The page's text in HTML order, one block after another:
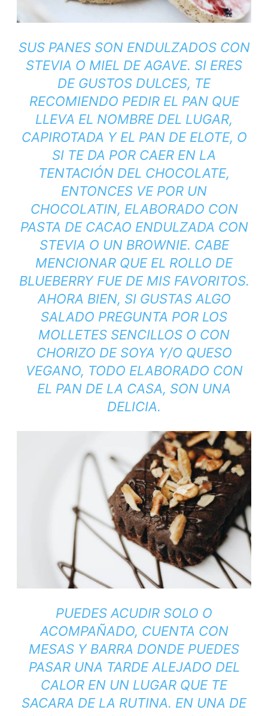
SUS PANES SON ENDULZADOS CON
STEVIA O MIEL DE AGAVE. SI ERES
DE GUSTOS DULCES, TE
RECOMIENDO PEDIR EL PAN QUE
LLEVA EL NOMBRE DEL LUGAR,
CAPIROTADA Y EL PAN DE ELOTE, O
SI TE DA POR CAER EN LA
TENTACIÓN DEL CHOCOLATE,
ENTONCES VE POR UN
CHOCOLATIN, ELABORADO CON
PASTA DE CACAO ENDULZADA CON
STEVIA O UN BROWNIE. CABE
MENCIONAR QUE EL ROLLO DE
BLUEBERRY FUE DE MIS FAVORITOS.
AHORA BIEN, SI GUSTAS ALGO
SALADO PREGUNTA POR LOS
MOLLETES SENCILLOS O CON
CHORIZO DE SOYA Y/O QUESO
VEGANO, TODO ELABORADO CON
EL PAN DE LA CASA, SON UNA
DELICIA.
PUEDES ACUDIR SOLO O
ACOMPAÑADO, CUENTA CON
MESAS Y BARRA DONDE PUEDES
PASAR UNA TARDE ALEJADO DEL
CALOR EN UN LUGAR QUE TE
SACARA DE LA RUTINA. EN UNA DE